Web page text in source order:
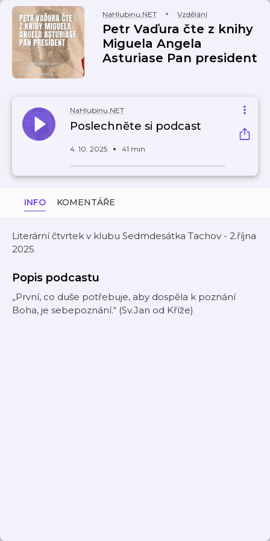
NaHlubinu.NET Vzdělání
Petr Vaďura čte z knihy
Miguela Angela
Asturiase Pan president
NaHlubinu.NET
Poslechněte si podcast
4. 10. 2025 41 min
INFO KOMENTÁŘE
Literární čtvrtek v klubu Sedmdesátka Tachov - 2.října
2025
Popis podcastu
„První, co duše potřebuje, aby dospěla k poznání
Boha, je sebepoznání.“ (Sv.Jan od Kříže)